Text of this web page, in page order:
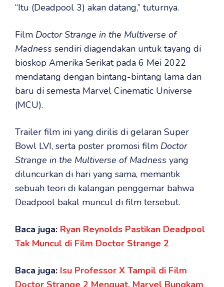
“Itu (Deadpool 3) akan datang,” tuturnya.
Film Doctor Strange in the Multiverse of
Madness sendiri diagendakan untuk tayang di
bioskop Amerika Serikat pada 6 Mei 2022
mendatang dengan bintang-bintang lama dan
baru di semesta Marvel Cinematic Universe
(MCU).
Trailer film ini yang dirilis di gelaran Super
Bowl LVI, serta poster promosi film Doctor
Strange in the Multiverse of Madness yang
diluncurkan di hari yang sama, memantik
sebuah teori di kalangan penggemar bahwa
Deadpool bakal muncul di film tersebut.
Baca juga: Ryan Reynolds Pastikan Deadpool
Tak Muncul di Film Doctor Strange 2
Baca juga: Isu Professor X Tampil di Film
Doctor Strange 2 Menguat, Marvel Bungkam